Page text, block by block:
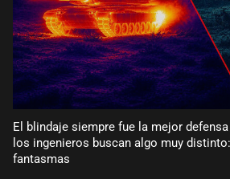
El blindaje siempre fue la mejor
los ingenieros buscan algo muy
fantasmas